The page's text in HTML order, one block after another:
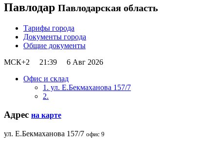
Павлодар Павлодарская область
Тарифы города
Документы города
Общие документы
МСК+2
21:39
6 Авг 2026
Офис и склад
1. ул. Е.Бекмаханова 157/7
2.
Адрес на карте
ул. Е.Бекмаханова 157/7 офис 9